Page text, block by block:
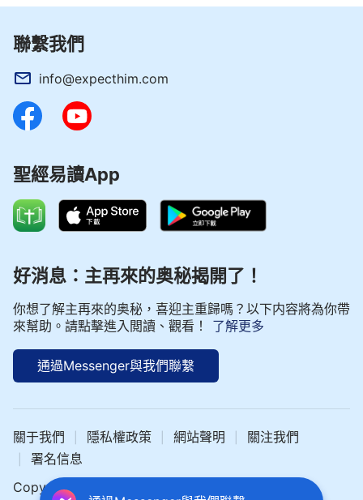
聯繫我們
info@expecthim.com
聖經易讀App
好消息：主再來的奥秘揭開了！
你想了解主再來的奥秘，喜迎主重歸嗎？以下内容將為你帶
來幫助。請點擊進入閲讀、觀看！
了解更多
通過Messenger與我們聯繫
關于我們 隱私權政策 網站聲明 關注我們
署名信息
Copyright © 2024 中文聖經網 All rights